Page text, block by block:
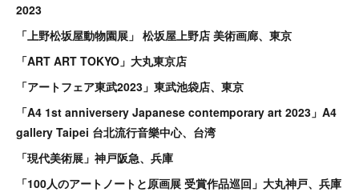
2023
「上野松坂屋動物園展」 松坂屋上野店 美術画廊、東京
「ART ART TOKYO」大丸東京店
「アートフェア東武2023」東武池袋店、東京
「A4 1st anniversery Japanese contemporary art 2023」A4
gallery Taipei 台北流行音樂中心、台湾
「現代美術展」神戸阪急、兵庫
「100人のアートノートと原画展 受賞作品巡回」大丸神戸、兵庫